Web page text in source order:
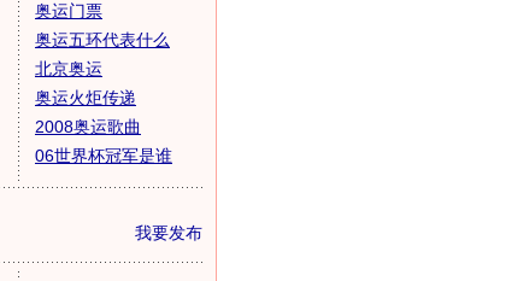
奥运门票
奥运五环代表什么
北京奥运
奥运火炬传递
2008奥运歌曲
06世界杯冠军是谁
我要发布